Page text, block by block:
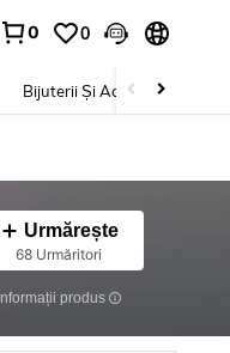
0 0
Bijuterii Și Accesorii
Urmărește
68 Urmăritori
Informații produs